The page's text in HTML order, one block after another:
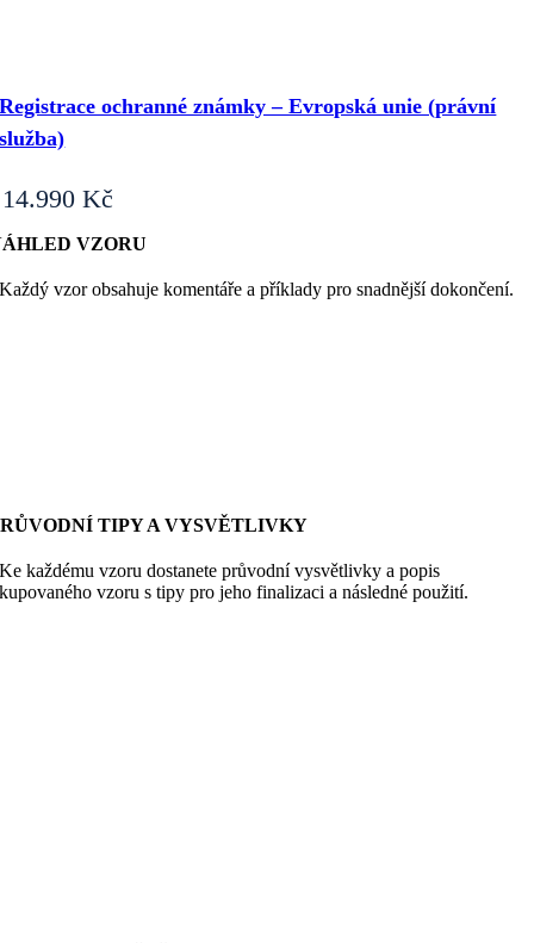
Registrace ochranné známky – Evropská unie (právní
služba)
14.990Kč
VZORU
Každý vzor obsahuje komentáře a příklady pro snadnější dokončení.
TIPY A VYSVĚTLIVKY
Ke každému vzoru dostanete průvodní vysvětlivky a popis
kupovaného vzoru s tipy pro jeho finalizaci a následné použití.